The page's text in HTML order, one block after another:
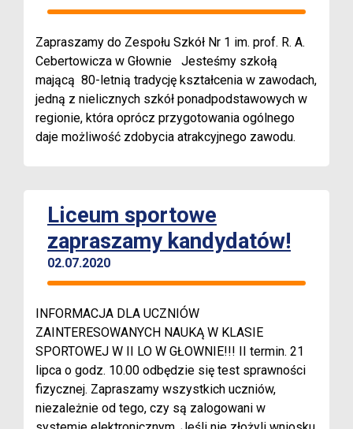
Zapraszamy do Zespołu Szkół Nr 1 im. prof. R. A.
Cebertowicza w Głownie Jesteśmy szkołą
mającą 80-letnią tradycję kształcenia w zawodach,
jedną z nielicznych szkół ponadpodstawowych w
regionie, która oprócz przygotowania ogólnego
daje możliwość zdobycia atrakcyjnego zawodu.
Liceum sportowe
zapraszamy kandydatów!
02.07.2020
INFORMACJA DLA UCZNIÓW
ZAINTERESOWANYCH NAUKĄ W KLASIE
SPORTOWEJ W II LO W GŁOWNIE!!! II termin. 21
lipca o godz. 10.00 odbędzie się test sprawności
fizycznej. Zapraszamy wszystkich uczniów,
niezależnie od tego, czy są zalogowani w